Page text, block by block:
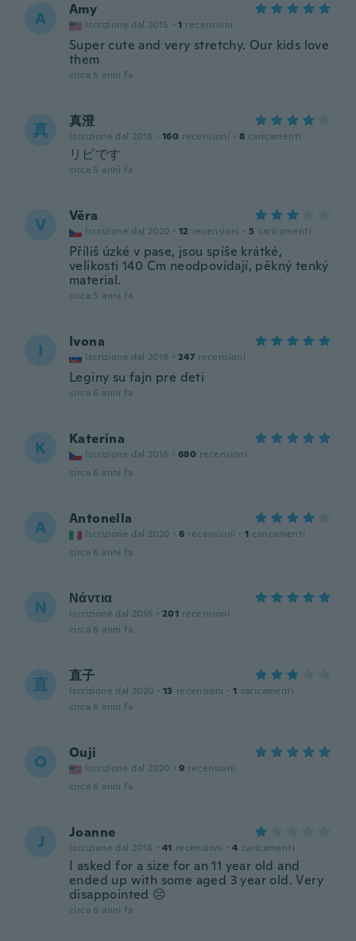
A Amy
Iscrizione dal 2015 · 1 recensioni
Super cute and very stretchy. Our kids love
them
circa 5 anni fa
真 真澄
Iscrizione dal 2018 · 160 recensioni · 8 caricamenti
リピです
circa 5 anni fa
V Věra
Iscrizione dal 2020 · 12 recensioni · 5 caricamenti
Příliš úzké v pase, jsou spíše krátké,
velikosti 140 Cm neodpovídají, pěkný tenký
material.
circa 5 anni fa
I Ivona
Iscrizione dal 2019 · 247 recensioni
Leginy su fajn pre deti
circa 6 anni fa
K Katerina
Iscrizione dal 2016 · 680 recensioni
circa 6 anni fa
A Antonella
Iscrizione dal 2020 · 6 recensioni · 1 caricamenti
circa 6 anni fa
Ν Νάντια
Iscrizione dal 2016 · 201 recensioni
circa 6 anni fa
直 直子
Iscrizione dal 2020 · 13 recensioni · 1 caricamenti
circa 6 anni fa
O Ouji
Iscrizione dal 2020 · 9 recensioni
circa 6 anni fa
J Joanne
Iscrizione dal 2018 · 41 recensioni · 4 caricamenti
I asked for a size for an 11 year old and
ended up with some aged 3 year old. Very
disappointed ☹️
circa 6 anni fa